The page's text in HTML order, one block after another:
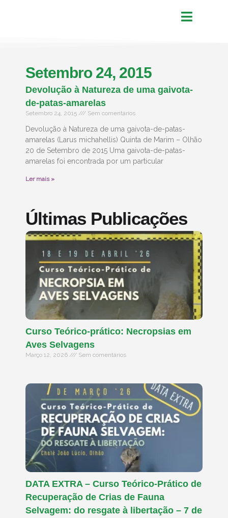
Setembro 24, 2015
Devolução à Natureza de uma gaivota-
de-patas-amarelas
Setembro 24, 2015 Sem comentários
Devolução à Natureza de uma gaivota-de-patas-
amarelas (Larus michahellis) Quinta de Marim – Olhão
20 de Setembro de 2015 Uma gaivota-de-patas-
amarelas foi encontrada por um particular
Ler mais »
Últimas Publicações
Curso Teórico-prático: Necropsias em
Aves Selvagens
Março 12, 2026 Sem comentários
DATA EXTRA – Curso Teórico-Prático de
Recuperação de Crias de Fauna
Selvagem: do resgate à libertação – 7 de